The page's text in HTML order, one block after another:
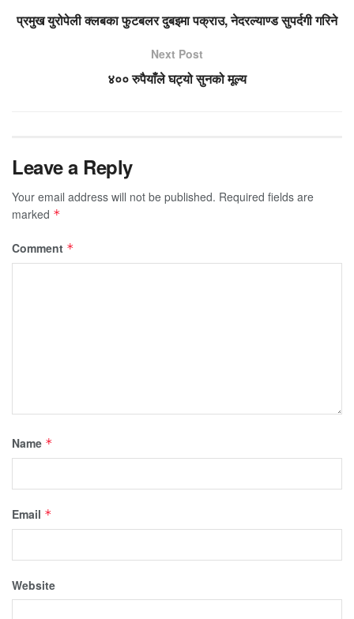
प्रमुख युरोपेली क्लबका फुटबलर दुबइमा पक्राउ, नेदरल्याण्ड सुपर्दगी गरिने
Next Post
४०० रुपैयाँले घट्यो सुनको मूल्य
Leave a Reply
Your email address will not be published. Required fields are
marked *
Comment *
Name *
Email *
Website